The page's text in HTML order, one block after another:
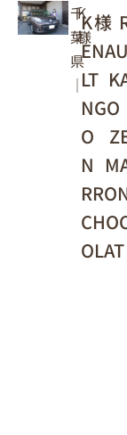
千
葉
県
｜
K
様
K様
ENAU
LT
NGO
O
N
OLAT